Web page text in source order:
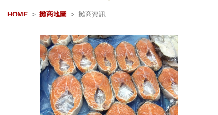
HOME 攤商地圖 攤商資訊